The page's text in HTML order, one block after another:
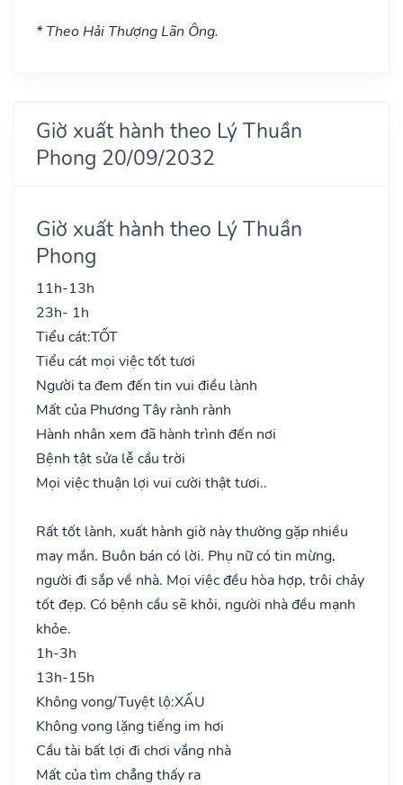
* Theo Hải Thượng Lãn Ông.
Giờ xuất hành theo Lý Thuần
Phong 20/09/2032
Giờ xuất hành theo Lý Thuần
Phong
11h-13h
23h- 1h
Tiểu cát:TỐT
Tiểu cát mọi việc tốt tươi
Người ta đem đến tin vui điều lành
Mất của Phương Tây rành rành
Hành nhân xem đã hành trình đến nơi
Bệnh tật sửa lễ cầu trời
Mọi việc thuận lợi vui cười thật tươi..
Rất tốt lành, xuất hành giờ này thường gặp nhiều
may mắn. Buôn bán có lời. Phụ nữ có tin mừng,
người đi sắp về nhà. Mọi việc đều hòa hợp, trôi chảy
tốt đẹp. Có bệnh cầu sẽ khỏi, người nhà đều mạnh
khỏe.
1h-3h
13h-15h
Không vong/Tuyệt lộ:XẤU
Không vong lặng tiếng im hơi
Cầu tài bất lợi đi chơi vắng nhà
Mất của tìm chẳng thấy ra